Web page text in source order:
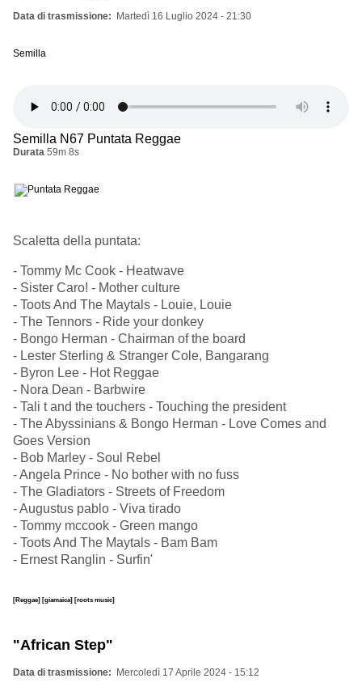
Data di trasmissione Martedì 16 Luglio 2024 - 21:30
Semilla
Semilla N67 Puntata Reggae
Durata 59m 8s
Scaletta della puntata:
- Tommy Mc Cook - Heatwave
- Sister Caro! - Mother culture
- Toots And The Maytals - Louie, Louie
- The Tennors - Ride your donkey
- Bongo Herman - Chairman of the board
- Lester Sterling & Stranger Cole, Bangarang
- Byron Lee - Hot Reggae
- Nora Dean - Barbwire
- Tali t and the touchers - Touching the president
- The Abyssinians & Bongo Herman - Love Comes and
Goes Version
- Bob Marley - Soul Rebel
- Angela Prince - No bother with no fuss
- The Gladiators - Streets of Freedom
- Augustus pablo - Viva tirado
- Tommy mccook - Green mango
- Toots And The Maytals - Bam Bam
- Ernest Ranglin - Surfin'
[Reggae] [giamaica] [roots music]
"African Step"
Data di trasmissione Mercoledì 17 Aprile 2024 - 15:12